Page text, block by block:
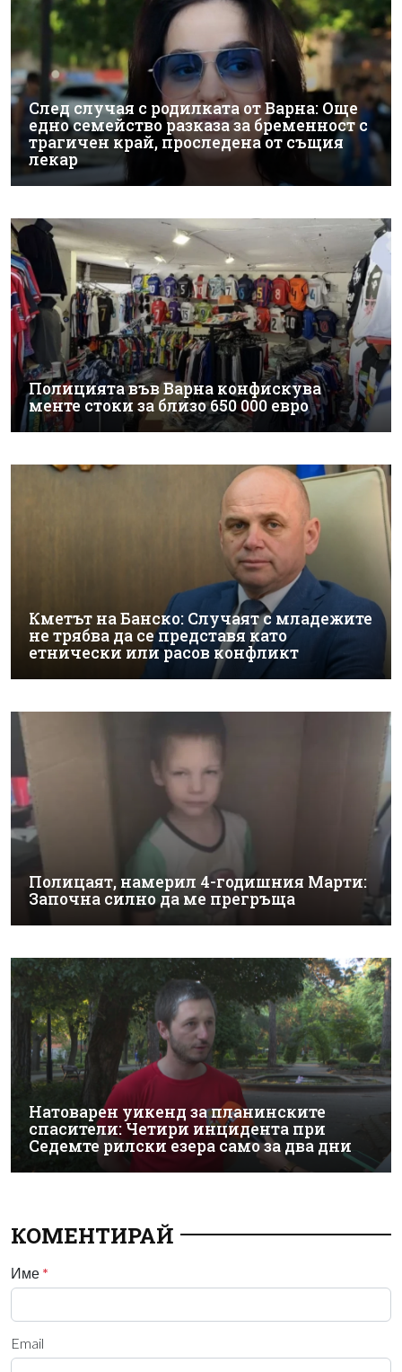
След случая с родилката от Варна: Още
едно семейство разказа за бременност с
трагичен край, проследена от същия
лекар
Полицията във Варна конфискува
менте стоки за близо 650 000 евро
Кметът на Банско: Случаят с младежите
не трябва да се представя като
етнически или расов конфликт
Полицаят, намерил 4-годишния Марти:
Започна силно да ме прегръща
Натоварен уикенд за планинските
спасители: Четири инцидента при
Седемте рилски езера само за два дни
КОМЕНТИРАЙ
Име *
Email